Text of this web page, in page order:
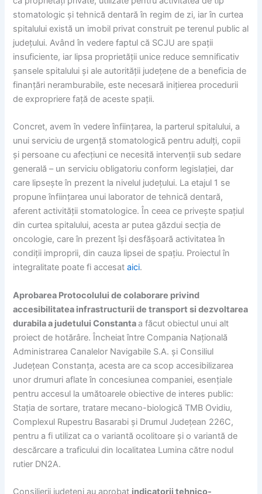
stomatologic și tehnică dentară în regim de zi, iar în curtea
spitalului există un imobil privat construit pe terenul public al
județului. Având în vedere faptul că SCJU are spații
insuficiente, iar lipsa proprietății unice reduce semnificativ
șansele spitalului și ale autorității județene de a beneficia de
finanțări neramburabile, este necesară inițierea procedurii
de expropriere față de aceste spații.
Concret, avem în vedere înființarea, la parterul spitalului, a
unui serviciu de urgență stomatologică pentru adulți, copii
și persoane cu afecțiuni ce necesită intervenții sub sedare
generală – un serviciu obligatoriu conform legislației, dar
care lipsește în prezent la nivelul județului. La etajul 1 se
propune înființarea unui laborator de tehnică dentară,
aferent activității stomatologice. În ceea ce privește spațiul
din curtea spitalului, acesta ar putea găzdui secția de
oncologie, care în prezent își desfășoară activitatea în
condiții improprii, din cauza lipsei de spațiu. Proiectul în
integralitate poate fi accesataici.
Aprobarea Protocolului de colaborare privind
accesibilitatea infrastructurii de transport si dezvoltarea
durabila a judetului Constantaa făcut obiectul unui alt
proiect de hotărâre. Încheiat între Compania Națională
Administrarea Canalelor Navigabile S.A. și Consiliul
Județean Constanța, acesta are ca scop accesibilizarea
unor drumuri aflate în concesiunea companiei, esențiale
pentru accesul la umătoarele obiective de interes public:
Stația de sortare, tratare mecano-biologică TMB Ovidiu,
Complexul Rupestru Basarabi și Drumul Județean 226C,
pentru a fi utilizat ca o variantă ocolitoare și o variantă de
descărcare a traficului din localitatea Lumina către nodul
rutier DN2A.
Consilierii județeni au aprobat indicatorii tehnico-